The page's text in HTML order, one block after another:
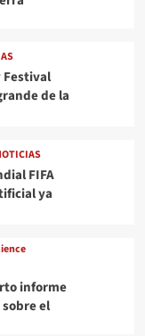
Festival
de la
FIFA
ya
informe
el